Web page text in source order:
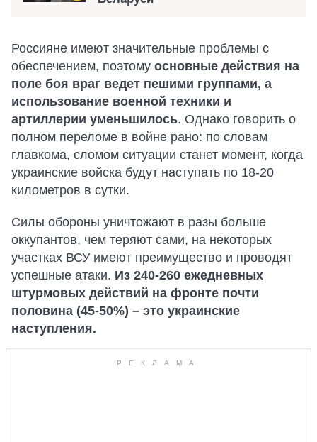
Россияне имеют значительные проблемы с
обеспечением, поэтому основные действия на
поле боя враг ведет пешими группами, а
использование военной техники и
артиллерии уменьшилось. Однако говорить о
полном переломе в войне рано: по словам
главкома, сломом ситуации станет момент, когда
украинские войска будут наступать по 18-20
километров в сутки.
Силы обороны уничтожают в разы больше
оккупантов, чем теряют сами, на некоторых
участках ВСУ имеют преимущество и проводят
успешные атаки. Из 240-260 ежедневных
штурмовых действий на фронте почти
половина (45-50%) – это украинские
наступления.